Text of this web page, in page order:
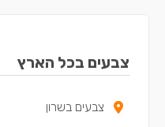
צבעים בכל הארץ
צבעים בשרון